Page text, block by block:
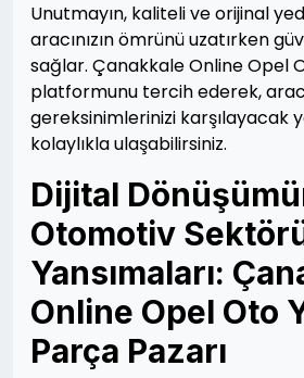
Unutmayın, kaliteli ve orijinal
aracınızın ömrünü uzatırken
sağlar. Çanakkale Online Opel
platformunu tercih ederek,
gereksinimlerinizi karşılayacak
kolaylıkla ulaşabilirsiniz.
Dijital
Otomotiv
Yansımaları:
Online Opel Oto
Parça Pazarı